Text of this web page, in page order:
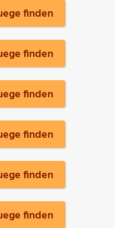
finden
finden
finden
finden
finden
finden